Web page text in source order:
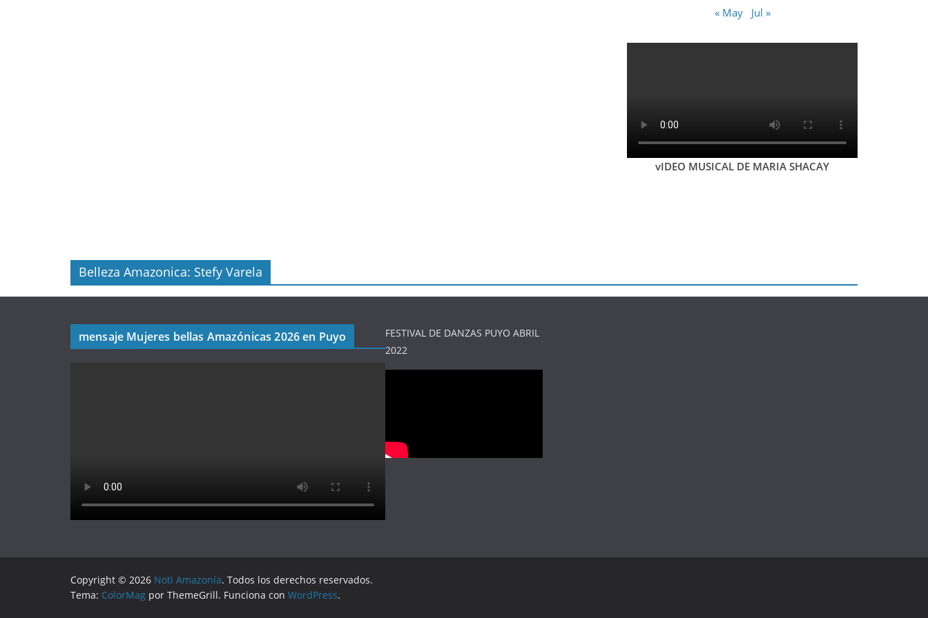
« May Jul »
vIDEO MUSICAL DE MARIA SHACAY
Belleza Amazonica: Stefy Varela
mensaje Mujeres bellas Amazónicas 2026 en Puyo
FESTIVAL DE DANZAS PUYO ABRIL
2022
Copyright © 2026 Noti Amazonía. Todos los derechos reservados.
Tema: ColorMag por ThemeGrill. Funciona con WordPress.